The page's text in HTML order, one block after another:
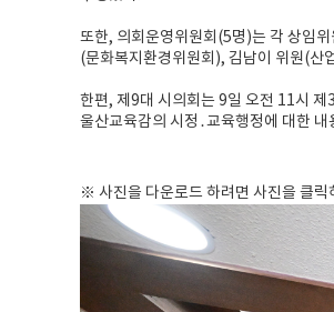
또한, 의회운영위원회(5명)는 각 상임
(문화복지환경위원회), 김남이 위원(산
한편, 제9대 시의회는 9일 오전 11시
울산교육감의 시정․교육행정에 대한
※ 사진을 다운로드 하려면 사진을 클릭